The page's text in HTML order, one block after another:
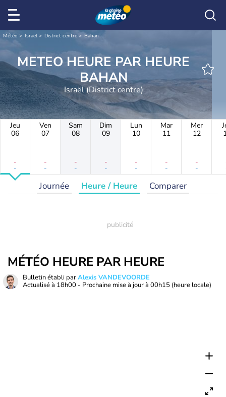
Météo Israël District centre Bahan
METEO HEURE PAR HEURE
BAHAN
Israël (District centre)
Jeu
06
-
-
Ven
07
-
-
Sam
08
-
-
Dim
09
-
-
Lun
10
-
-
Mar
11
-
-
Mer
12
-
-
Journée Heure / Heure Comparer
MÉTÉO HEURE PAR HEURE
Bulletin établi parAlexis VANDEVOORDE
Actualisé à 18h00 - Prochaine mise à jour à 00h15 (heure locale)